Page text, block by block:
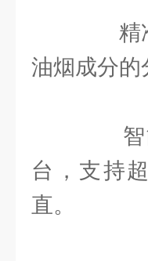
精准
油烟成分的
智能
台，支持
直。